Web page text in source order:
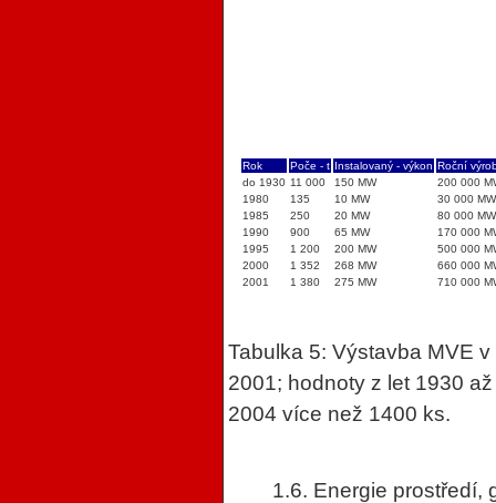
Rok Poče - t Instalovaný - výkon Roční
do 1930 11 000 150 MW
200 000
1980
135 10 MW
30 000
1985
250 20 MW
80 000
1990
900 65 MW
170 000
1995
1 200 200 MW
500 000
2000
1 352 268 MW
660 000
2001
1 380 275 MW 710 000
Tabulka 5: Výstavba MVE
2001; hodnoty z let 1930
2004 více než 1400 ks.
1.6. Energie prostředí,